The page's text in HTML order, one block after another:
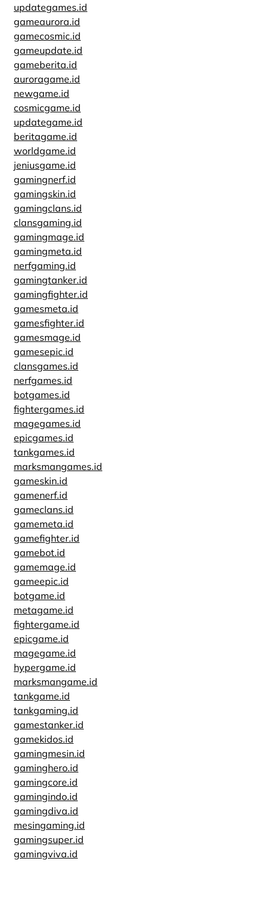
updategames.id
gameaurora.id
gamecosmic.id
gameupdate.id
gameberita.id
auroragame.id
newgame.id
cosmicgame.id
updategame.id
beritagame.id
worldgame.id
jeniusgame.id
gamingnerf.id
gamingskin.id
gamingclans.id
clansgaming.id
gamingmage.id
gamingmeta.id
nerfgaming.id
gamingtanker.id
gamingfighter.id
gamesmeta.id
gamesfighter.id
gamesmage.id
gamesepic.id
clansgames.id
nerfgames.id
botgames.id
fightergames.id
magegames.id
epicgames.id
tankgames.id
marksmangames.id
gameskin.id
gamenerf.id
gameclans.id
gamemeta.id
gamefighter.id
gamebot.id
gamemage.id
gameepic.id
botgame.id
metagame.id
fightergame.id
epicgame.id
magegame.id
hypergame.id
marksmangame.id
tankgame.id
tankgaming.id
gamestanker.id
gamekidos.id
gamingmesin.id
gaminghero.id
gamingcore.id
gamingindo.id
gamingdiva.id
mesingaming.id
gamingsuper.id
gamingviva.id